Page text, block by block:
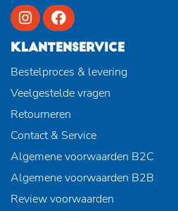
KLANTENSERVICE
Bestelproces & levering
Veelgestelde vragen
Retourneren
Contact & Service
Algemene voorwaarden B2C
Algemene voorwaarden B2B
Review voorwaarden